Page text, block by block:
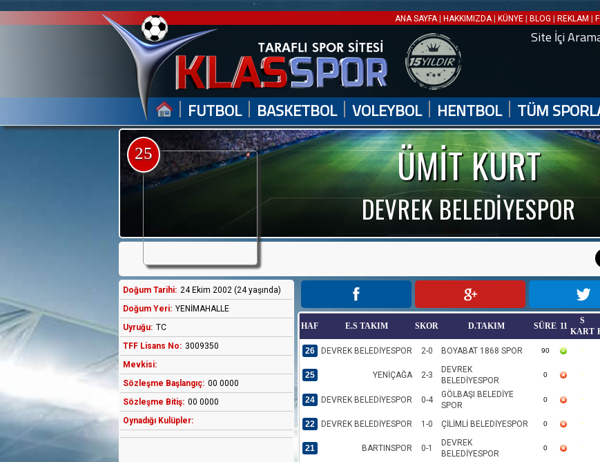
ANA SAYFA| HAKKIMIZDA| KÜNYE | BLOG | REKLAM |
Site İçi
| FUTBOL | BASKETBOL | VOLEYBOL | HENTBOL | TÜM
ÜMİT KURT
DEVREK BELEDİYESPOR
25
Doğum Tarihi: 24 Ekim 2002 (24 yaşında)
Doğum Yeri: YENİMAHALLE
Uyruğu: TC
TFF Lisans No: 3009350
Mevkisi:
Sözleşme Başlangıç: 00 0000
Sözleşme Bitiş: 00 0000
Oynadığı Kulüpler:
HAF E.S TAKIM SKOR D.TAKIM SÜRE 11
S
KART
26 DEVREK BELEDİYESPOR 2-0 BOYABAT 1868 SPOR 90
25 YENİÇAĞA 2-3
DEVREK
BELEDİYESPOR
0
24 DEVREK BELEDİYESPOR 0-4
GÖLBAŞI BELEDİYE
SPOR
0
22 DEVREK BELEDİYESPOR 1-0 ÇİLİMLİ BELEDİYESPOR 0
21 BARTINSPOR 0-1
DEVREK
BELEDİYESPOR
0